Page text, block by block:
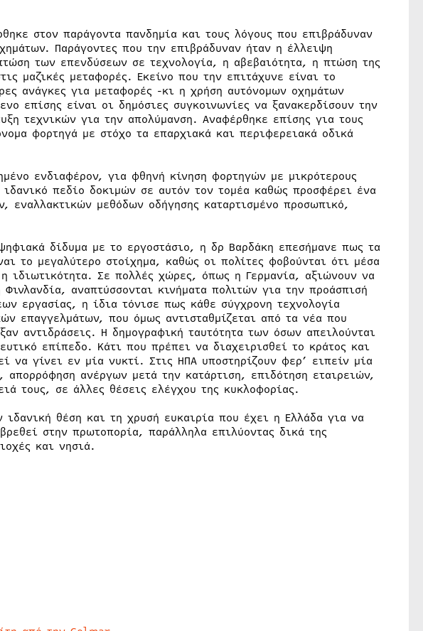
στον παράγοντα πανδημία και τους λόγους που επιβράδυναν
Παράγοντες που την επιβράδυναν ήταν η έλλειψη
των επενδύσεων σε τεχνολογία, η αβεβαιότητα, η πτώση της
μαζικές μεταφορές. Εκείνο που την επιτάχυνε είναι το
ανάγκες για μεταφορές -κι η χρήση αυτόνομων οχημάτων
επίσης είναι οι δημόσιες συγκοινωνίες να ξανακερδίσουν την
τεχνικών για την απολύμανση. Αναφέρθηκε επίσης για τους
φορτηγά με στόχο τα επαρχιακά και περιφερειακά οδικά
ενδιαφέρον, για φθηνή κίνηση φορτηγών με μικρότερους
πεδίο δοκιμών σε αυτόν τον τομέα καθώς προσφέρει ένα
εναλλακτικών μεθόδων οδήγησης καταρτισμένο προσωπικό,
δίδυμα με το εργοστάσιο, η δρ Βαρδάκη επεσήμανε πως τα
το μεγαλύτερο στοίχημα, καθώς οι πολίτες φοβούνται ότι μέσα
ιδιωτικότητα. Σε πολλές χώρες, όπως η Γερμανία, αξιώνουν να
αναπτύσσονται κινήματα πολιτών για την προάσπισή
εργασίας, η ίδια τόνισε πως κάθε σύγχρονη τεχνολογία
επαγγελμάτων, που όμως αντισταθμίζεται από τα νέα που
αντιδράσεις. Η δημογραφική ταυτότητα των όσων απειλούνται
επίπεδο. Κάτι που πρέπει να διαχειρισθεί το κράτος και
γίνει εν μία νυκτί. Στις ΗΠΑ υποστηρίζουν φερ’ ειπείν μία
απορρόφηση ανέργων μετά την κατάρτιση, επιδότηση εταιρειών,
τους, σε άλλες θέσεις ελέγχου της κυκλοφορίας.
ιδανική θέση και τη χρυσή ευκαιρία που έχει η Ελλάδα για να
στην πρωτοπορία, παράλληλα επιλύοντας δικά της
και νησιά.